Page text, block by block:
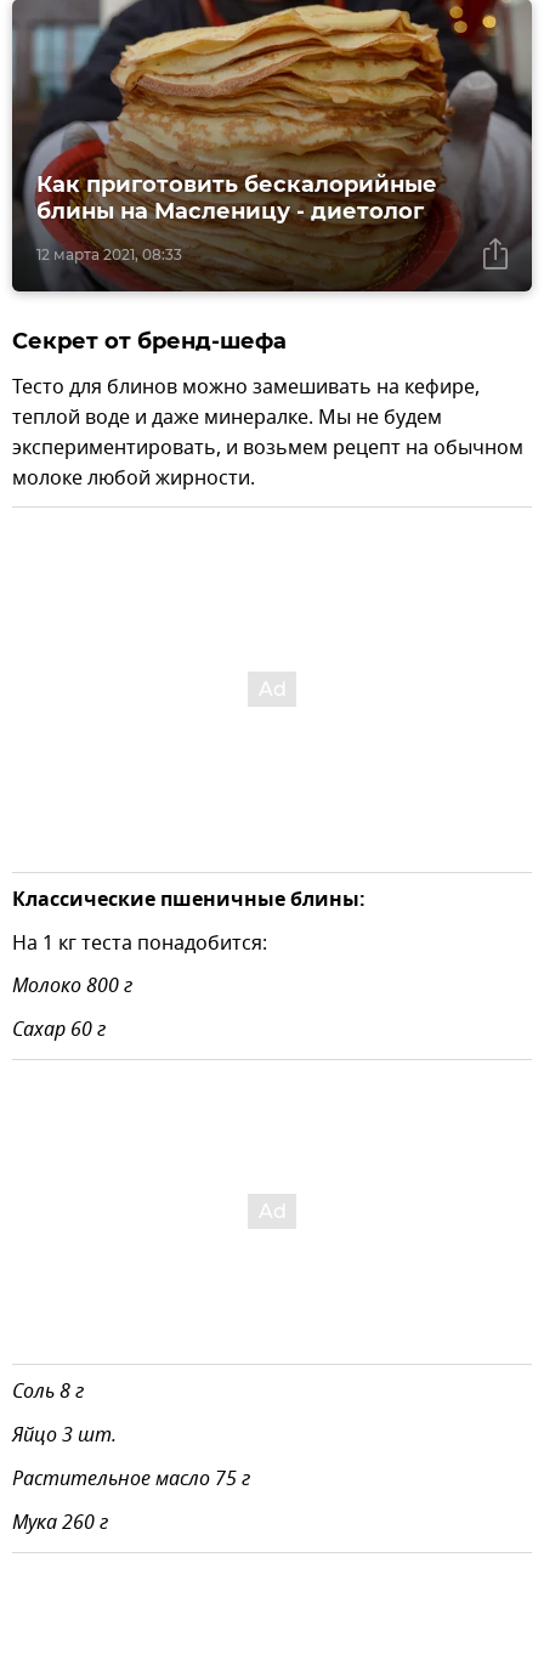
12 марта 2021, 08:33
Как приготовить бескалорийные
блины на Масленицу - диетолог
Секрет от бренд-шефа
Тесто для блинов можно замешивать на кефире,
теплой воде и даже минералке. Мы не будем
экспериментировать, и возьмем рецепт на обычном
молоке любой жирности.
Классические пшеничные блины:
На 1 кг теста понадобится:
Молоко 800 г
Сахар 60 г
Соль 8 г
Яйцо 3 шт.
Растительное масло 75 г
Мука 260 г